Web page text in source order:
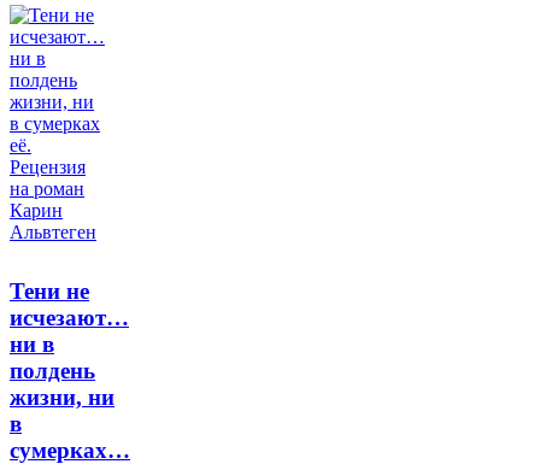
Тени не
исчезают…
ни в
полдень
жизни, ни
в
сумерках…